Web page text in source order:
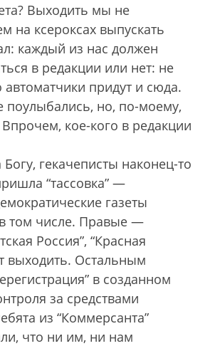
Выходить мы не
на ксероксах выпускать
каждый из нас должен
в редакции или нет: не
придут и сюда.
но, по-моему,
кое-кого в редакции
Богу, гекачеписты наконец-то
“тассовка” —
газеты
том числе. Правые —
Россия”, “Красная
выходить. Остальным
в созданном
за средствами
из “Коммерсанта”
что ни им, ни нам